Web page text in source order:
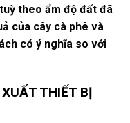
theo ẩm độ đất đã
của cây cà phê và
có ý nghĩa so với
THIẾT BỊ